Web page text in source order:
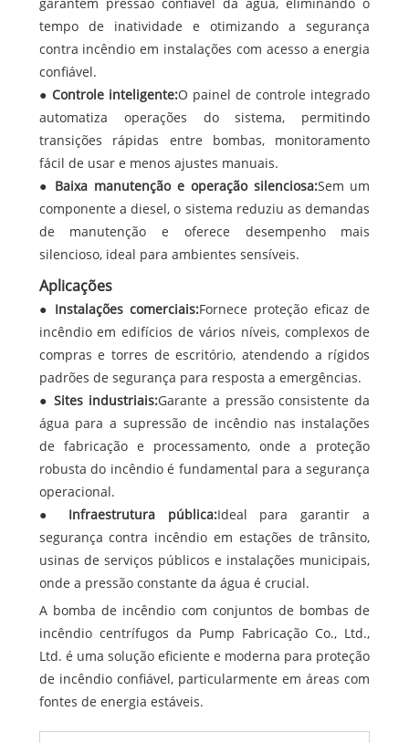
tempo de inatividade e otimizando a segurança
contra incêndio em instalações com acesso a energia
confiável.
● Controle inteligente:O painel de controle integrado
automatiza operações do sistema, permitindo
transições rápidas entre bombas, monitoramento
fácil de usar e menos ajustes manuais.
● Baixa manutenção e operação silenciosa:Sem um
componente a diesel, o sistema reduziu as demandas
de manutenção e oferece desempenho mais
silencioso, ideal para ambientes sensíveis.
Aplicações
● Instalações comerciais:Fornece proteção eficaz de
incêndio em edifícios de vários níveis, complexos de
compras e torres de escritório, atendendo a rígidos
padrões de segurança para resposta a emergências.
● Sites industriais:Garante a pressão consistente da
água para a supressão de incêndio nas instalações
de fabricação e processamento, onde a proteção
robusta do incêndio é fundamental para a segurança
operacional.
● Infraestrutura pública:Ideal para garantir a
segurança contra incêndio em estações de trânsito,
usinas de serviços públicos e instalações municipais,
onde a pressão constante da água é crucial.
A bomba de incêndio com conjuntos de bombas de
incêndio centrífugos da Pump Fabricação Co., Ltd.,
Ltd. é uma solução eficiente e moderna para proteção
de incêndio confiável, particularmente em áreas com
fontes de energia estáveis.